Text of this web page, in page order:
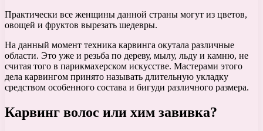
Практически все женщины данной страны могут из цветов,
овощей и фруктов вырезать шедевры.
На данный момент техника карвинга окутала различные
области. Это уже и резьба по дереву, мылу, льду и камню, не
считая того в парикмахерском искусстве. Мастерами этого
дела карвингом принято называть длительную укладку
средством особенного состава и бигуди различного размера.
Карвинг волос или хим завивка?